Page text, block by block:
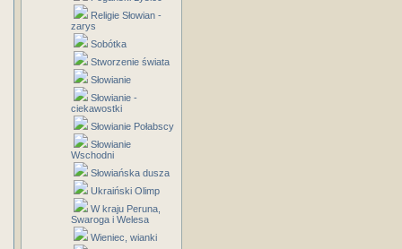
Religie Słowian -
zarys
Sobótka
Stworzenie świata
Słowianie
Słowianie -
ciekawostki
Słowianie Połabscy
Słowianie
Wschodni
Słowiańska dusza
Ukraiński Olimp
W kraju Peruna,
Swaroga i Welesa
Wieniec, wianki